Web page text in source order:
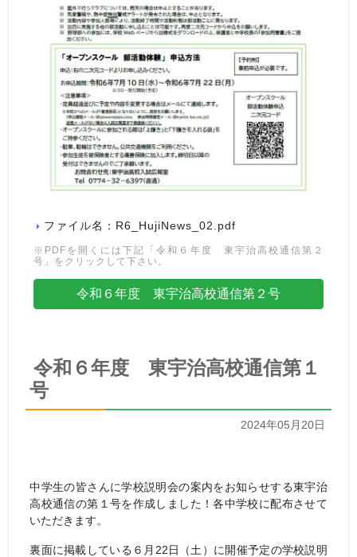
ファイル名：R6_HujiNews_02.pdf
※PDFを開くには下記「令和６年度 東宇治高校通信第２
号」をクリックして下さい。
令和６年度 東宇治高校通信第２号
令和６年度 東宇治高校通信第１
号
2024年05月20日
中学生の皆さんに学校説明会の案内をお知らせする東宇治
高校通信の第１号を作成しました！各中学校に配布させて
いただきます。
裏面に掲載している６月22日（土）に開催予定の学校説明